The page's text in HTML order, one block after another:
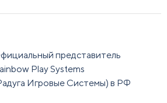
представитель
Play Systems
Игровые Системы) в РФ